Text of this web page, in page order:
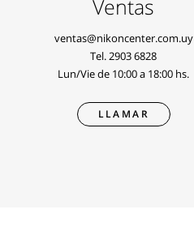
Ventas
ventas@nikoncenter.com.uy
Tel. 2903 6828
Lun/Vie de 10:00 a 18:00 hs.
LLAMAR